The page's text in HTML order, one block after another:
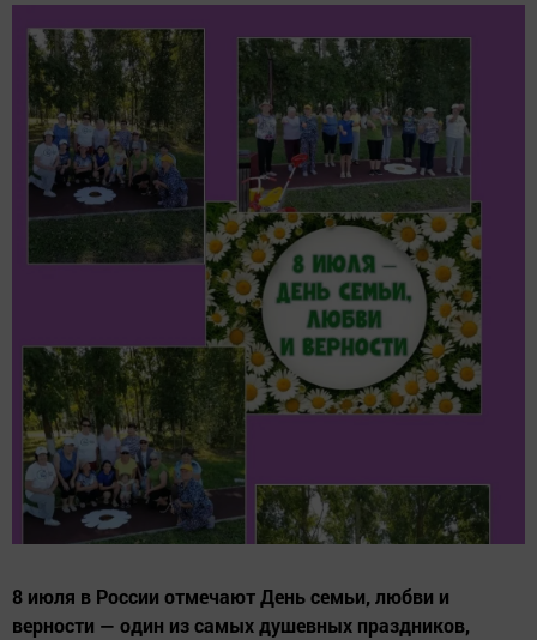
8 июля в России отмечают День семьи, любви и
верности — один из самых душевных праздников,